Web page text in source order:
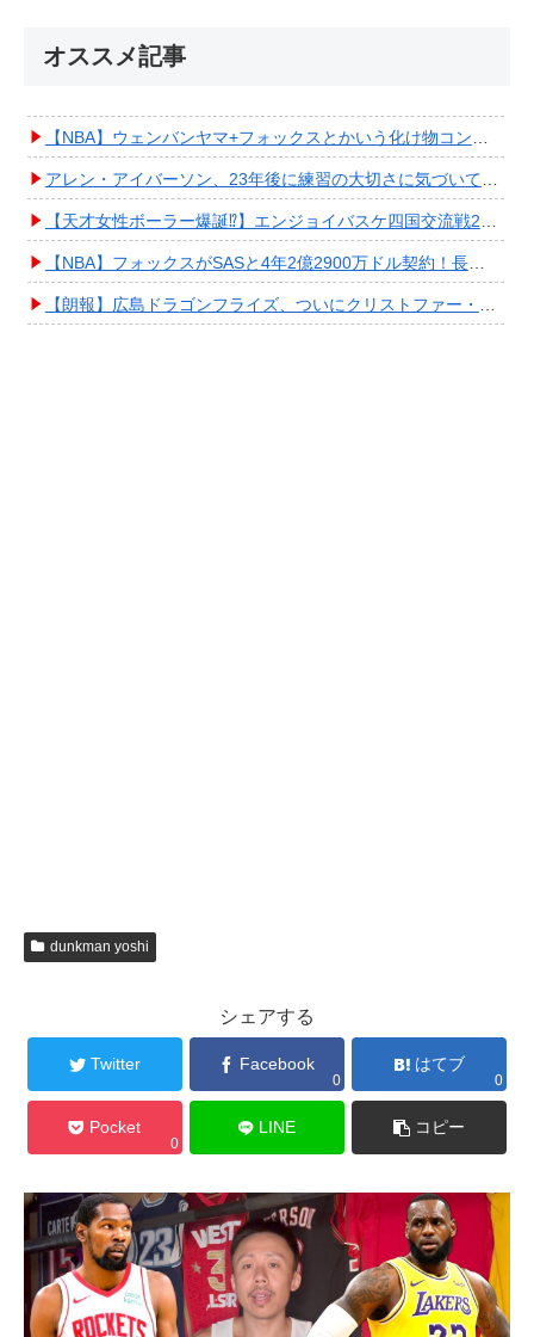
オススメ記事
【NBA】ウェンバンヤマ+フォックスとかいう化け物コンビが爆誕してしまうwwwwwwwwww
アレン・アイバーソン、23年後に練習の大切さに気づいてしまうwwwwwwwwwwww
【天才女性ボーラー爆誕⁉︎】エンジョイバスケ四国交流戦2025 in 香川③ #エアボーズ #427
【NBA】フォックスがSASと4年2億2900万ドル契約！長期確保しPO進出へ期待高まる
【朗報】広島ドラゴンフライズ、ついにクリストファー・スミス獲得キタ━━━━(ﾟ∀ﾟ)━━━━!!
dunkman yoshi
シェアする
Twitter Facebook
0
はてブ
0
Pocket
0
LINE コピー